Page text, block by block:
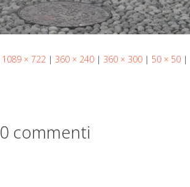
1089 × 722 | 360 × 240 | 360 × 300 | 50 × 50 |
0 commenti